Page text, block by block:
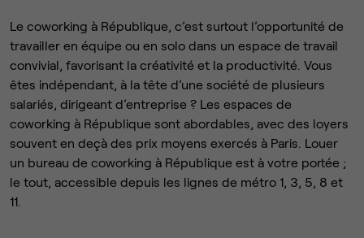
Le coworking à République, c’est surtout l’opportunité de
travailler en équipe ou en solo dans un espace de travail
convivial, favorisant la créativité et la productivité. Vous
êtes indépendant, à la tête d’une société de plusieurs
salariés, dirigeant d’entreprise ? Les espaces de
coworking à République sont abordables, avec des loyers
souvent en deçà des prix moyens exercés à Paris. Louer
un bureau de coworking à République est à votre portée ;
le tout, accessible depuis les lignes de métro 1, 3, 5, 8 et
11.